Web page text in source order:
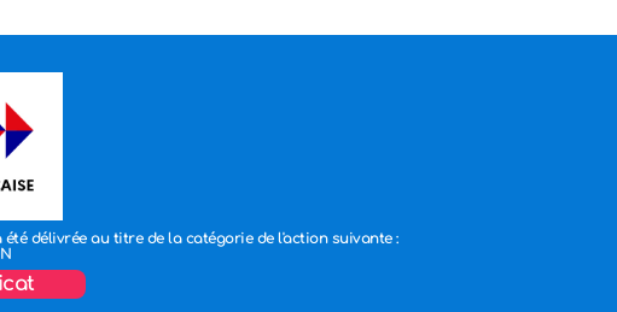
délivrée au titre de la catégorie de l'action suivante :